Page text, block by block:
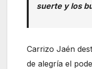
suerte y los
Carrizo Jaén
de alegría el